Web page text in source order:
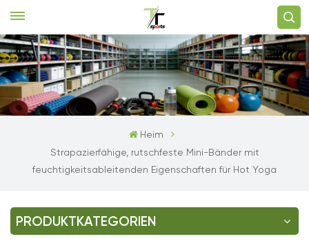
Heim
Strapazierfähige, rutschfeste Mini-Bänder mit
feuchtigkeitsableitenden Eigenschaften für Hot Yoga
PRODUKTKATEGORIEN